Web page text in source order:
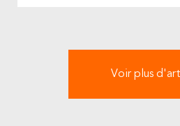
Voir plus